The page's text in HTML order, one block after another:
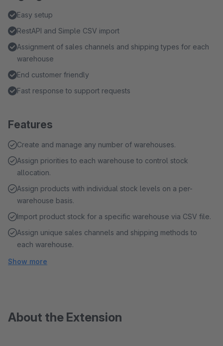
Easy setup
RestAPI and Simple CSV import
Assignment of sales channels and shipping types for each
warehouse
End customer friendly
Fast response to support requests
Features
Create and manage any number of warehouses.
Assign priorities to each warehouse to control stock
allocation.
Assign products with individual stock levels on a per-
warehouse basis.
Import product stock for a specific warehouse via CSV file.
Assign unique sales channels and shipping methods to
each warehouse.
Show more
About the Extension